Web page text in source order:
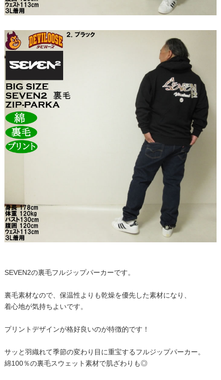
SEVEN2の裏毛フルジップパーカーです。
裏毛素材なので、保温性よりも乾燥を優先した素材になり、
着心地が気持ちよいです。
プリントデザインが格好良いのが特徴的です！
サッと羽織れて季節の変わり目に重宝するフルジップパーカー。
綿100％の裏毛スウェット素材で肌ざわりも◎